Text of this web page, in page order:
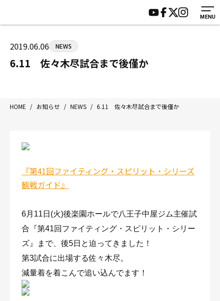
MENU
〒192-0072 東京都八王子市南町3-8 第2原嶋ビル1F
HOME
ジムについて
トレーニング
入会案内
施設紹介
会員様の声
サポーター募集
2019.06.06 NEWS
6.11 佐々木尽試合まで後僅か
HOME / お知らせ / NEWS / 6.11 佐々木尽試合まで後僅か
『第41回ファイティング・スピリット・シリーズ
観戦ガイド』
6月11日(火)後楽園ホールで八王子中屋ジム主催試
合『第41回ファイティング・スピリット・シリー
ズ』まで、後5日と迫ってきました！
第3試合に出場する佐々木尽。
減量着を着こんで追い込んでます！